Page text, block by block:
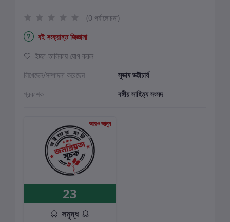
(0 পর্যালোচনা)
বই সংক্রান্ত জিজ্ঞাসা
ইচ্ছা-তালিকায় যোগ করুন
লিখেছেন/সম্পাদনা করেছেন
সুভাষ ভট্টাচার্য
প্রকাশক
বঙ্গীয় সাহিত্য সংসদ
আরও জানুন
23
সমৃদ্ধ